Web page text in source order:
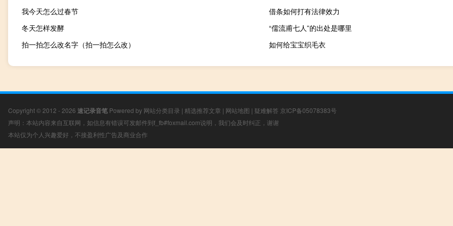
我今天怎么过春节
借条如何打有法律效力
冬天怎样发酵
“儒流甫七人”的出处是哪里
拍一拍怎么改名字（拍一拍怎么改）
如何给宝宝织毛衣
Copyright © 2012 - 2026 速记录音笔 Powered by 网站分类目录 | 精选推荐文章 | 网站地图 | 疑难解答 京ICP备05078383号
声明：本站内容来自互联网，如信息有错误可发邮件到f_fb#foxmail.com说明，我们会及时纠正，谢谢
本站仅为个人兴趣爱好，不接盈利性广告及商业合作